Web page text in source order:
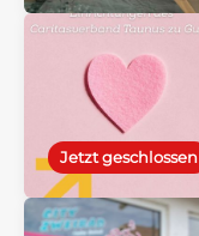
Jetzt geschlossen